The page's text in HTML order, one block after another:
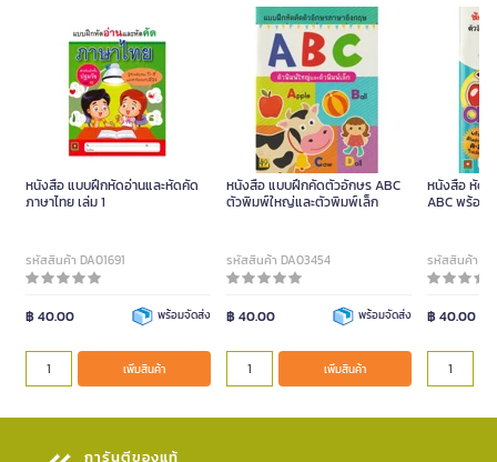
หนังสือ แบบฝึกหัดอ่านและหัดคัด
ภาษาไทย เล่ม 1
รหัสสินค้า DA01691
฿ 40.00 พร้อมจัดส่ง
เพิ่มสินค้า
หนังสือ แบบฝึกคัดตัวอักษร ABC
ตัวพิมพ์ใหญ่และตัวพิมพ์เล็ก
รหัสสินค้า DA03454
฿ 40.00 พร้อมจัดส่ง
เพิ่มสินค้า
หนังสือ หัดอ่
ABC พร้อม
รหัสสินค้า
฿ 40.00
การันตีของแท้